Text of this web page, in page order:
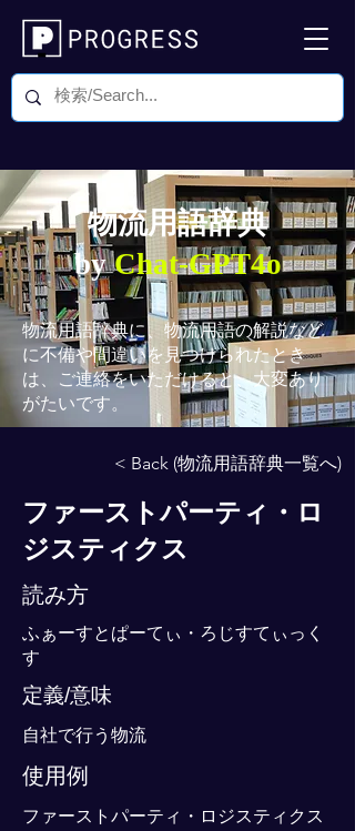
物流用語辞典
byChat-GPT4o
物流用語辞典に、物流用語の解説など
に不備や間違いを見つけられたとき
は、ご連絡をいただけると、大変あり
がたいです。
< Back (物流用語辞典一覧へ)
ファーストパーティ・ロ
ジスティクス
読み方
ふぁーすとぱーてぃ・ろじすてぃっく
す
定義/意味
自社で行う物流
使用例
ファーストパーティ・ロジスティクス